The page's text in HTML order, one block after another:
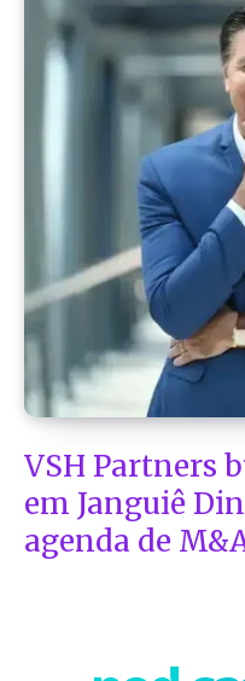
VSH Partners
em Janguiê
agenda de